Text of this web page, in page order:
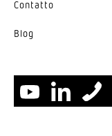
Contatto
Blog